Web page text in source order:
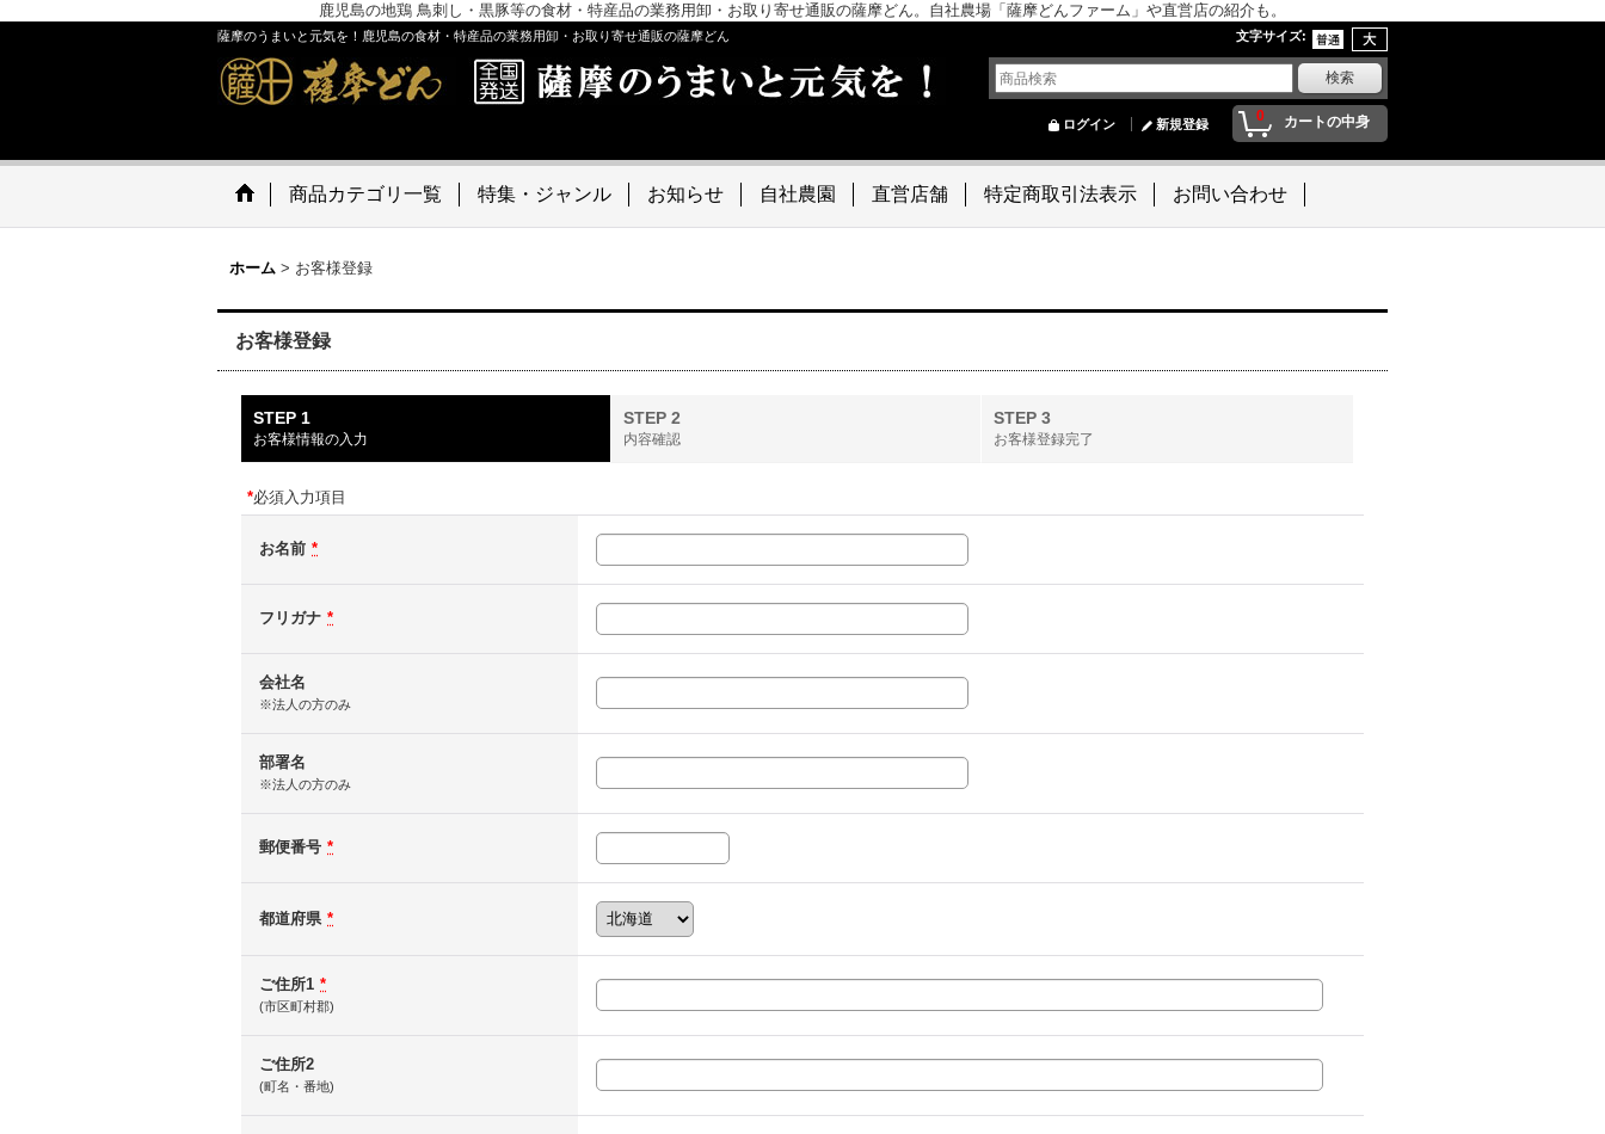
鹿児島の地鶏 鳥刺し・黒豚等の食材・特産品の業務用卸・お取り寄せ通販の薩摩どん。自社農場「薩摩どんファーム」や直営店の紹介も。
薩摩のうまいと元気を！鹿児島の食材・特産品の業務用卸・お取り寄せ通販の薩摩どん 文字サイズ:
0 カートの中身
ログイン 新規登録
商品カテゴリ一覧 特集・ジャンル お知らせ 自社農園 直営店舗 特定商取引法表示 お問い合わせ
ホーム > お客様登録
お客様登録
STEP 1
お客様情報の入力
STEP 2
内容確認
STEP 3
お客様登録完了
*必須入力項目
お名前 *
フリガナ *
会社名
※法人の方のみ
部署名
※法人の方のみ
郵便番号 *
都道府県 *
ご住所1 *
(市区町村郡)
ご住所2
(町名・番地)